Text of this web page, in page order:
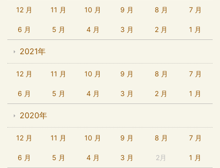
12 月 11 月 10 月 9 月 8 月 7 月
6 月 5 月 4 月 3 月 2 月 1 月
2021年
12 月 11 月 10 月 9 月 8 月 7 月
6 月 5 月 4 月 3 月 2 月 1 月
2020年
12 月 11 月 10 月 9 月 8 月 7 月
6 月 5 月 4 月 3 月 2月 1 月